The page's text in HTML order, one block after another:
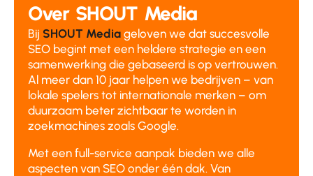
Over SHOUT Media
Bij SHOUT Media geloven we dat succesvolle
SEO begint met een heldere strategie en een
samenwerking die gebaseerd is op vertrouwen.
Al meer dan 10 jaar helpen we bedrijven – van
lokale spelers tot internationale merken – om
duurzaam beter zichtbaar te worden in
zoekmachines zoals Google.
Met een full-service aanpak bieden we alle
aspecten van SEO onder één dak. Van